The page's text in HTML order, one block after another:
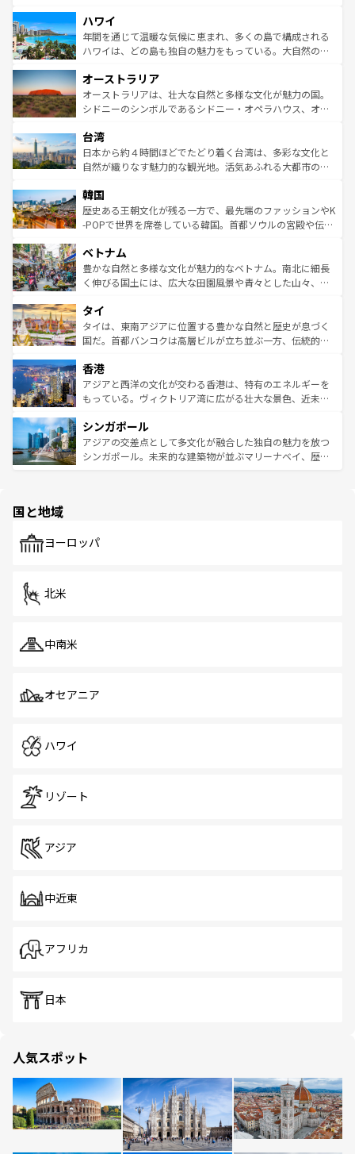
ば市内交通費無料で観光を楽しむこともできる。 なお、新
着のスイス情報はコンテンツ一覧 を参照してほしい。
のような巨大都市は、観光、ショッピング、エンターテイ
ンメントが詰まった刺激的なスポットだ。一方、アメリカ
西部には大自然が広がり、グランドキャニオンやイエロー
部のニューオーリンズでは、音楽と美食が融合した独特の
文化が魅力。旅行者はアメリカの各地域で異なる魅力を楽
しみながら、その多様性と豊かな歴史を感じることができ
ならではの贅沢な旅のスタイルだ。 なお、新着のアメリカ
情報はコンテンツ一覧を参照してほしい。
ハワイ
年間を通じて温暖な気候に恵まれ、多くの島で構成される
ハワイは、どの島も独自の魅力をもっている。大自然の神
ワイ島は見逃せない。また、定番の観光地といえばオアフ
島だが、静かな自然を求めるならマウイ島やカウアイ島が
おすすめ。エメラルドグリーンに輝く海をはじめ、豊かな
れるおもてなしの心で訪れる人々を迎えてくれるハワイの
人々、おいしいローカルフードやハワイアンミュージッ
ク、伝統的なフラダンスなど、すべてがハワイの魅力を彩
ワイを、存分に味わってほしい。 なお、新着のハワイ情報
はコンテンツ一覧を参照してほしい。
オーストラリア
オーストラリアは、壮大な自然と多様な文化が魅力の国。
シドニーのシンボルであるシドニー・オペラハウス、オー
リアリーフや大陸中央部にそびえるウルル（エアーズロッ
ク）、タスマニアの美しい原生林やケアンズの熱帯雨林な
ど、見どころがたくさん。また、カフェやワイン、オージ
いる。アクティビティも充実しており、サーフィンやダイ
ビング、ハイキングなど、アウトドア好きにはたまらな
い。オーストラリアの多彩な魅力を存分に味わいつくそ
参照してほしい。
台湾
日本から約４時間ほどでたどり着く台湾は、多彩な文化と
自然が織りなす魅力的な観光地。活気あふれる大都市の台
ン）、静ひつな山岳地帯である台湾東部など、都市の喧騒
と山間の静けさが共存しており、訪れる人に新しい発見と
驚きをもたらしてくれる。また、奥深い台湾の食文化も魅
容にもいいと評判のスイーツなど、バラエティ豊かな料理
が味わえる。 なお、新着の台湾情報は コンテンツ一覧を参
照してほしい。
韓国
歴史ある王朝文化が残る一方で、最先端のファッションやK
-POPで世界を席巻している韓国。首都ソウルの宮殿や伝統
き、地方に足を延ばせば四季折々の自然美を楽しむことが
できる。そして、キムチや焼肉、絶品のストリートフード
まで、さまざまな韓国料理が待っている。夜には、韓国な
リティに包まれながら、韓国の多彩な魅力を心ゆくまで味
わってみてほしい。 なお、新着の韓国情報はコンテンツ一
覧を参照してほしい。
ベトナム
豊かな自然と多様な文化が魅力的なベトナム。南北に細長
く伸びる国土には、広大な田園風景や青々とした山々、世
急速な発展と共に伝統が息づく。ハノイの古い町並みやホ
ーチミン市のフランス統治時代の建物も、独特の雰囲気を
醸し出している。また、バラエティの豊かさとおいしさで
とつ。フォーやバインミー、ベトナムコーヒーなどは、ぜ
ひ現地で味わいたい。どの地域を訪れてもあたたかい人々
が旅行者を迎えてくれるので、きっと忘れられない旅にな
参照してほしい。
タイ
タイは、東南アジアに位置する豊かな自然と歴史が息づく
国だ。首都バンコクは高層ビルが立ち並ぶ一方、伝統的な
の活気が交差している。北部ではチェンマイなどの山岳地
帯で自然と触れ合い、南部ではプーケットやクラビの美し
いビーチでリゾート気分を楽しむことができる。タイ料理
激する。気候は一年中温暖で、どの季節にも異なる楽しみ
が待っている。親しみやすいタイの人々、仏教を中心とし
た文化、そして多様な観光資源が、訪れる旅人を魅了し続
香港
アジアと西洋の文化が交わる香港は、特有のエネルギーを
もっている。ヴィクトリア湾に広がる壮大な景色、近未来
み、どこを訪れても感動するはず。観光スポットが密集し
ており、効率よく見どころを回れるのも魅力。息をのむよ
うな絶景から文化的な体験まで、香港を存分に楽しみ尽く
シンガポール
アジアの交差点として多文化が融合した独自の魅力を放つ
シンガポール。未来的な建築物が並ぶマリーナベイ、歴史
で、ホーカーズは地元の風情を楽しめる外せないスポット
国と地域
ヨーロッパ
北米
中南米
オセアニア
ハワイ
リゾート
アジア
中近東
アフリカ
日本
人気スポット